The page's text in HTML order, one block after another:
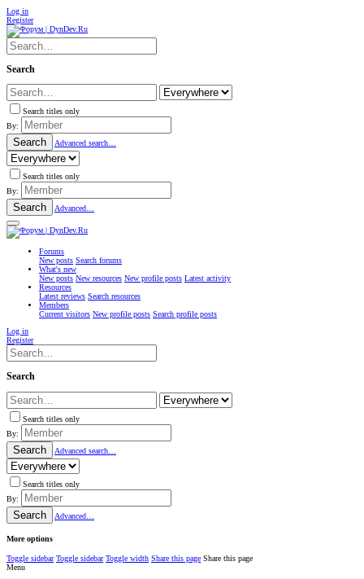
Log in
Register
Search
Search titles only
By:
Search Advanced search…
Search titles only
By:
Search Advanced…
Forums
New posts Search forums
What's new
New posts New resources New profile posts Latest activity
Resources
Latest reviews Search resources
Members
Current visitors New profile posts Search profile posts
Log in
Register
Search
Search titles only
By:
Search Advanced search…
Search titles only
By:
Search Advanced…
More options
Toggle sidebar Toggle sidebar Toggle width Share this page Share this page
Menu